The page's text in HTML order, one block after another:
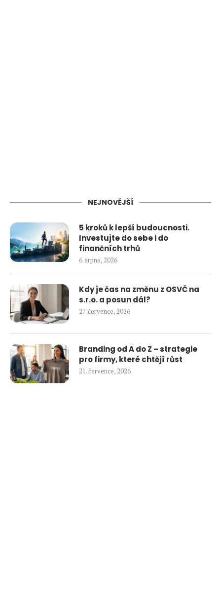
NEJNOVĚJŠÍ
5 kroků k lepší budoucnosti.
Investujte do sebe i do
finančních trhů
6. srpna, 2026
Kdy je čas na změnu z OSVČ na
s.r.o. a posun dál?
27. července, 2026
Branding od A do Z – strategie
pro firmy, které chtějí růst
21. července, 2026